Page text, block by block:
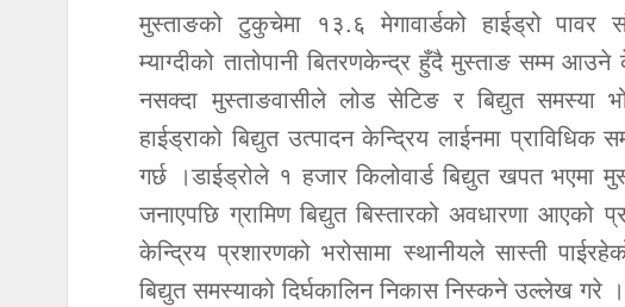
मुस्ताङको टुकुचेमा १३.६ मेगावार्डको हाईड्रो
म्याग्दीको तातोपानी बितरणकेन्द्र हुँदै मुस्ताङ सम्म
नसक्दा मुस्ताङवासीले लोड सेटिङ र बिद्युत समस्या
हाईड्राको बिद्युत उत्पादन केन्द्रिय लाईनमा
गर्छ ।डाईड्रोले १ हजार किलोवार्ड बिद्युत खपत भएमा
जनाएपछि ग्रामिण बिद्युत बिस्तारको अवधारणा आएको
केन्द्रिय प्रशारणको भरोसामा स्थानीयले सास्ती
बिद्युत समस्याको दिर्घकालिन निकास निस्कने उल्लेख गरे ।